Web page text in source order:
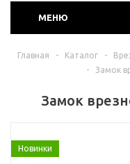
МЕНЮ
Главная - Каталог -
-
Замок
Замок
Новинки